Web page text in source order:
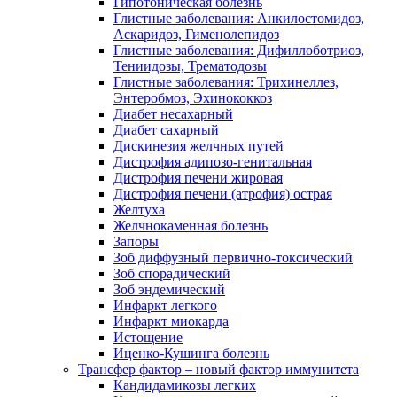
Глистные заболевания: Анкилостомидоз,
Аскаридоз, Гименолепидоз
Глистные заболевания: Дифиллоботриоз,
Тениидозы, Трематодозы
Глистные заболевания: Трихинеллез,
Энтеробмоз, Эхинококкоз
Диабет несахарный
Диабет сахарный
Дискинезия желчных путей
Дистрофия адипозо-генитальная
Дистрофия печени жировая
Дистрофия печени (атрофия) острая
Желтуха
Желчнокаменная болезнь
Запоры
Зоб диффузный первично-токсический
Зоб спорадический
Зоб эндемический
Инфаркт легкого
Инфаркт миокарда
Истощение
Иценко-Кушинга болезнь
Трансфер фактор – новый фактор иммунитета
Кандидамикозы легких